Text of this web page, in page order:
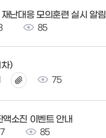
난대응 모의훈련 실시 알림
85
)
75
소진 이벤트 안내
85